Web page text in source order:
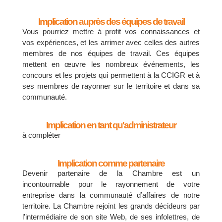
Implication auprès des équipes de travail
Vous pourriez mettre à profit vos connaissances et
vos expériences, et les arrimer avec celles des autres
membres de nos équipes de travail. Ces équipes
mettent en œuvre les nombreux événements, les
concours et les projets qui permettent à la CCIGR et à
ses membres de rayonner sur le territoire et dans sa
communauté.
Implication en tant qu'administrateur
à compléter
Implication comme partenaire
Devenir partenaire de la Chambre est un
incontournable pour le rayonnement de votre
entreprise dans la communauté d’affaires de notre
territoire. La Chambre rejoint les grands décideurs par
l’intermédiaire de son site Web, de ses infolettres, de